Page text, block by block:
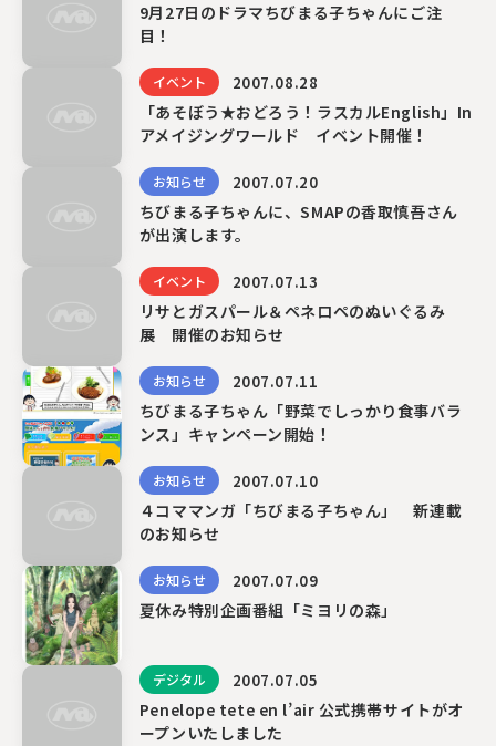
9月27日のドラマちびまる子ちゃんにご注
目！
イベント 2007.08.28
「あそぼう★おどろう！ラスカルEnglish」In
アメイジングワールド イベント開催！
お知らせ 2007.07.20
ちびまる子ちゃんに、SMAPの香取慎吾さん
が出演します。
イベント 2007.07.13
リサとガスパール＆ペネロペのぬいぐるみ
展 開催のお知らせ
お知らせ 2007.07.11
ちびまる子ちゃん「野菜でしっかり食事バラ
ンス」キャンペーン開始！
お知らせ 2007.07.10
４コママンガ「ちびまる子ちゃん」 新連載
のお知らせ
お知らせ 2007.07.09
夏休み特別企画番組「ミヨリの森」
デジタル 2007.07.05
Penelope tete en l’air 公式携帯サイトがオ
ープンいたしました